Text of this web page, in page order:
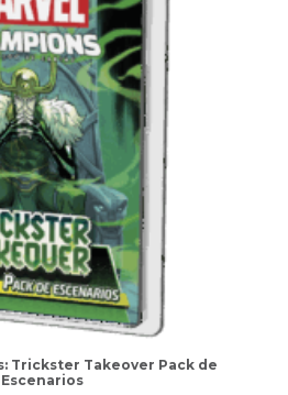
Trickster Takeover Pack de
Escenarios